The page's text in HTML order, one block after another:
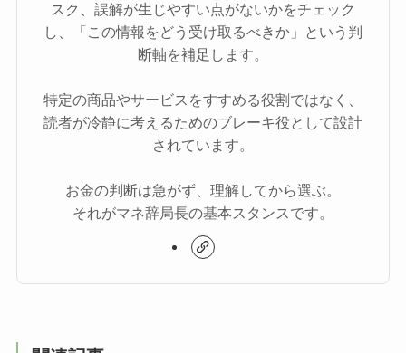
スク、誤解が生じやすい点がないかをチェック
し、「この情報をどう受け取るべきか」という判
断軸を補足します。
特定の商品やサービスをすすめる役割ではなく、
読者が冷静に考えるためのブレーキ役として設計
されています。
お金の判断は急がず、理解してから選ぶ。
それがマネ辞局長の基本スタンスです。